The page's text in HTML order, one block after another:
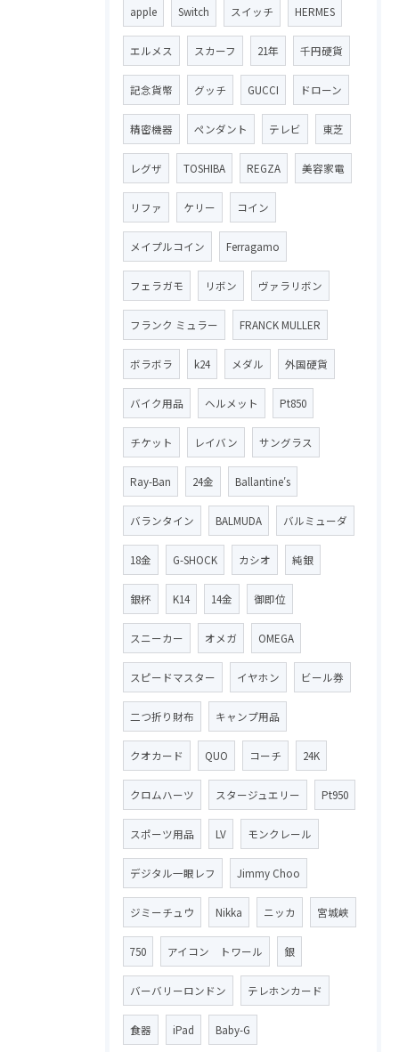
apple Switch スイッチ HERMES
エルメス スカーフ 21年 千円硬貨
記念貨幣 グッチ GUCCI ドローン
精密機器 ペンダント テレビ 東芝
レグザ TOSHIBA REGZA 美容家電
リファ ケリー コイン
メイプルコイン Ferragamo
フェラガモ リボン ヴァラリボン
フランク ミュラー FRANCK MULLER
ボラボラ k24 メダル 外国硬貨
バイク用品 ヘルメット Pt850
チケット レイバン サングラス
Ray-Ban 24金 Ballantine′s
バランタイン BALMUDA バルミューダ
18金 G-SHOCK カシオ 純銀
銀杯 K14 14金 御即位
スニーカー オメガ OMEGA
スピードマスター イヤホン ビール券
二つ折り財布 キャンプ用品
クオカード QUO コーチ 24K
クロムハーツ スタージュエリー Pt950
スポーツ用品 LV モンクレール
デジタル一眼レフ Jimmy Choo
ジミーチュウ Nikka ニッカ 宮城峡
750 アイコン トワール 銀
バーバリーロンドン テレホンカード
食器 iPad Baby-G